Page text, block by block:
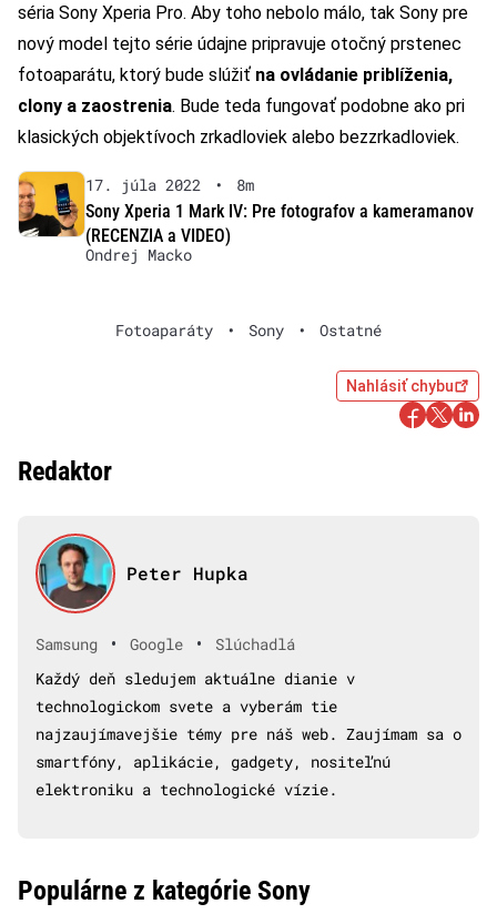
séria Sony Xperia Pro. Aby toho nebolo málo, tak Sony pre
nový model tejto série údajne pripravuje otočný prstenec
fotoaparátu, ktorý bude slúžiť na ovládanie priblíženia,
clony a zaostrenia. Bude teda fungovať podobne ako pri
klasických objektívoch zrkadloviek alebo bezzrkadloviek.
17. júla 2022 •
8m
Sony Xperia 1 Mark IV: Pre fotografov a kameramanov
(RECENZIA a VIDEO)
Ondrej Macko
Fotoaparáty • Sony • Ostatné
Nahlásiť chybu
Redaktor
Peter Hupka
Samsung • Google •
Slúchadlá
Každý deň sledujem aktuálne dianie v
technologickom svete a vyberám tie
najzaujímavejšie témy pre náš web. Zaujímam sa o
smartfóny, aplikácie, gadgety, nositeľnú
elektroniku a technologické vízie.
Populárne z kategórie Sony